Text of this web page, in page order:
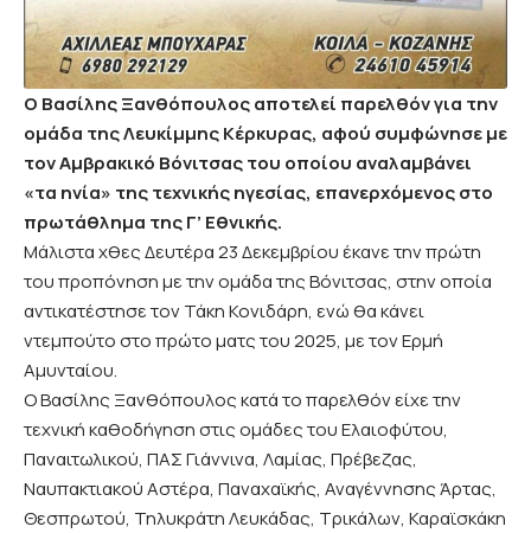
Ο Βασίλης Ξανθόπουλος αποτελεί παρελθόν για την
ομάδα της Λευκίμμης Κέρκυρας, αφού συμφώνησε με
τον Αμβρακικό Βόνιτσας του οποίου αναλαμβάνει
«τα ηνία» της τεχνικής ηγεσίας, επανερχόμενος στο
πρωτάθλημα της Γ’ Εθνικής.
Μάλιστα χθες Δευτέρα 23 Δεκεμβρίου έκανε την πρώτη
του προπόνηση με την ομάδα της Βόνιτσας, στην οποία
αντικατέστησε τον Τάκη Κονιδάρη, ενώ θα κάνει
ντεμπούτο στο πρώτο ματς του 2025, με τον Ερμή
Αμυνταίου.
Ο Βασίλης Ξανθόπουλος κατά το παρελθόν είχε την
τεχνική καθοδήγηση στις ομάδες του Ελαιοφύτου,
Παναιτωλικού, ΠΑΣ Γιάννινα, Λαμίας, Πρέβεζας,
Ναυπακτιακού Αστέρα, Παναχαϊκής, Αναγέννησης Άρτας,
Θεσπρωτού, Τηλυκράτη Λευκάδας, Τρικάλων, Καραϊσκάκη